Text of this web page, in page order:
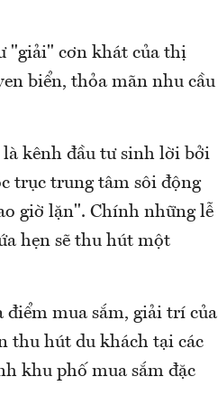
"giải" cơn khát của thị
biển, thỏa mãn nhu cầu
kênh đầu tư sinh lời bởi
trục trung tâm sôi động
giờ lặn". Chính những lễ
hẹn sẽ thu hút một
điểm mua sắm, giải trí của
thu hút du khách tại các
khu phố mua sắm đặc